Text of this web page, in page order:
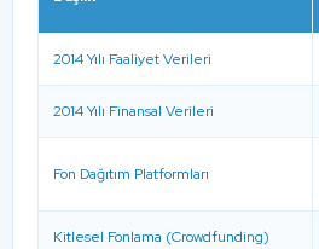
2014 Yılı Faaliyet Verileri
2014 Yılı Finansal Verileri
Fon Dağıtım Platformları
Kitlesel Fonlama (Crowdfunding)